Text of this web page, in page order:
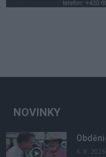
NOVINKY
6. 8. 2026